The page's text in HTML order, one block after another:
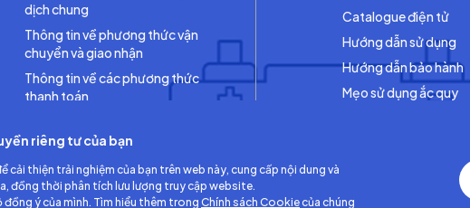
dịch chung
Thông tin về phương thức vận
chuyển và giao nhận
Thông tin về các phương thức
thanh toán
Catalogue điện tử
Hướng dẫn sử dụng
Hướng dẫn bảo hành
Mẹo sử dụng ắc quy
Nam
riêng tư của bạn
cải thiện trải nghiệm của bạn trên web này, cung cấp nội dung và
đồng thời phân tích lưu lượng truy cập website.
ý của mình. Tìm hiểu thêm trong Chính sách Cookiecủa chúng